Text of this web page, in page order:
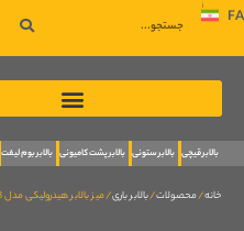
FA
بالابر قیچی بالابر ستونی بالابر پشت کامیونی بالابر بوم لیفت
خانه/محصولات/بالابر باری/ میز بالابر هیدرولیکی مدل E30/8